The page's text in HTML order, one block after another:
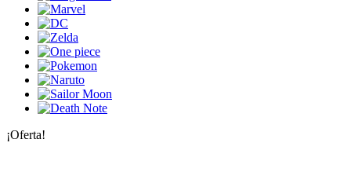
¡Oferta!